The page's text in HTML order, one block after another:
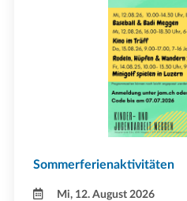
Sommerferienaktivitäten
Mi, 12. August 2026